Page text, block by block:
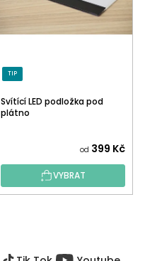
TIP
Svítící LED podložka pod
plátno
od 399 Kč
VYBRAT